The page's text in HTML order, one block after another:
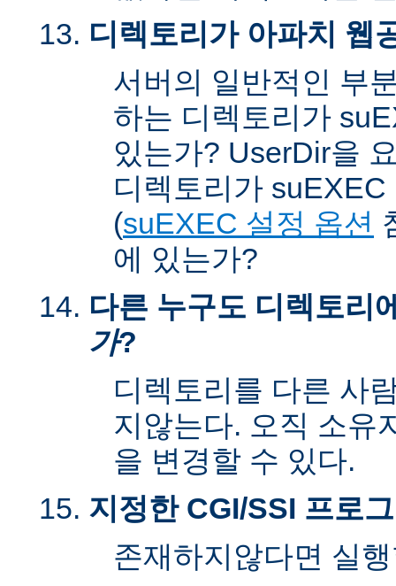
디렉토리가 아파치 웹
서버의 일반적인 부
하는 디렉토리가
있는가? UserDir을
디렉토리가
(suEXEC 설정 옵션
에 있는가?
다른 누구도 디렉토리
가?
디렉토리를 다른 사
지않는다. 오직 소유
을 변경할 수 있다.
지정한 CGI/SSI 프로
존재하지않다면 실